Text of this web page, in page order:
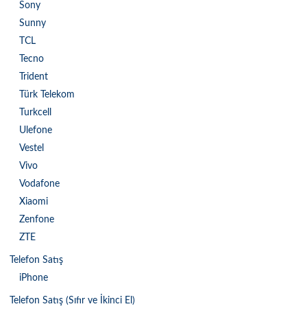
Sony
Sunny
TCL
Tecno
Trident
Türk Telekom
Turkcell
Ulefone
Vestel
Vivo
Vodafone
Xiaomi
Zenfone
ZTE
Telefon Satış
iPhone
Telefon Satış (Sıfır ve İkinci El)